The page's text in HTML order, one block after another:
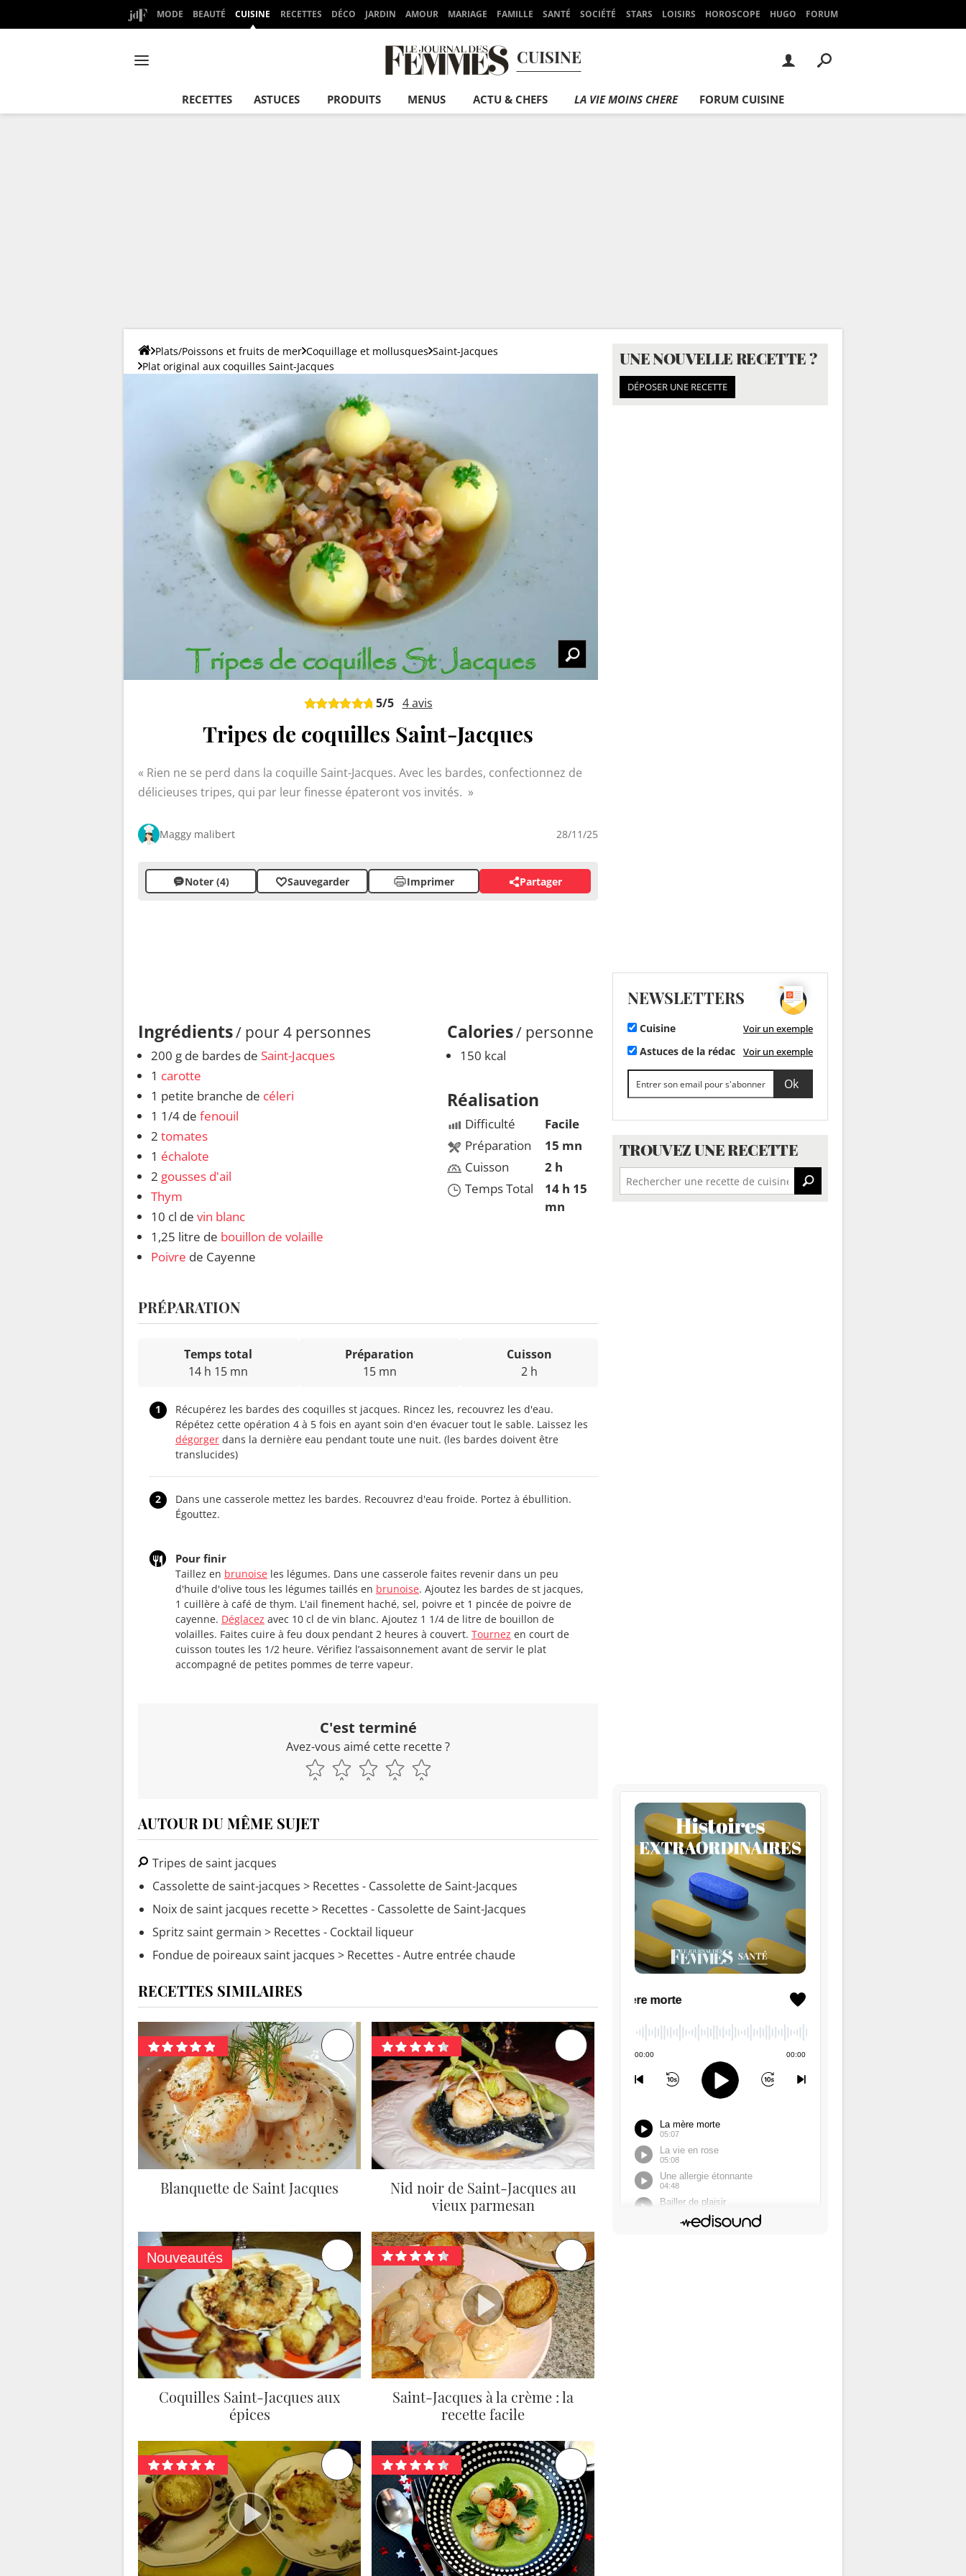
MODE BEAUTÉ CUISINE RECETTES DÉCO JARDIN AMOUR MARIAGE FAMILLE SANTÉ SOCIÉTÉ STARS LOISIRS HOROSCOPE HUGO FORUM
CUISINE
RECETTES ASTUCES PRODUITS MENUS ACTU & CHEFS LA VIE MOINS CHERE FORUM CUISINE
Plats/Poissons et fruits de mer Coquillage et mollusques Saint-Jacques
Plat original aux coquilles Saint-Jacques
5/5 4avis
Tripes de coquilles Saint-Jacques
Rien ne se perd dans la coquille Saint-Jacques. Avec les bardes, confectionnez de
délicieuses tripes, qui par leur finesse épateront vos invités.
Maggy malibert 28/11/25
Noter (4) Sauvegarder Imprimer Partager
Ingrédients/ pour 4 personnes
200 g de bardes de Saint-Jacques
1 carotte
1 petite branche de céleri
1 1/4 de fenouil
2 tomates
1 échalote
2 gousses d'ail
Thym
10 cl de vin blanc
1,25 litre de bouillon de volaille
Poivre de Cayenne
Calories/ personne
150 kcal
Réalisation
Difficulté
Préparation
Cuisson
Temps Total
Facile
15 mn
2 h
14 h 15
mn
PRÉPARATION
Temps total
14 h 15 mn
Préparation
15 mn
Cuisson
2 h
1
Récupérez les bardes des coquilles st jacques. Rincez les, recouvrez les d'eau.
Répétez cette opération 4 à 5 fois en ayant soin d'en évacuer tout le sable. Laissez les
dégorger dans la dernière eau pendant toute une nuit. (les bardes doivent être
translucides)
2
Dans une casserole mettez les bardes. Recouvrez d'eau froide. Portez à ébullition.
Égouttez.
Pour finir
Taillez en brunoise les légumes. Dans une casserole faites revenir dans un peu
d'huile d'olive tous les légumes taillés en brunoise. Ajoutez les bardes de st jacques,
1 cuillère à café de thym. L'ail finement haché, sel, poivre et 1 pincée de poivre de
cayenne. Déglacez avec 10 cl de vin blanc. Ajoutez 1 1/4 de litre de bouillon de
volailles. Faites cuire à feu doux pendant 2 heures à couvert. Tournez en court de
cuisson toutes les 1/2 heure. Vérifiez l’assaisonnement avant de servir le plat
accompagné de petites pommes de terre vapeur.
C'est terminé
Avez-vous aimé cette recette ?
AUTOUR DU MÊME SUJET
Tripes de saint jacques
Cassolette de saint-jacques > Recettes - Cassolette de Saint-Jacques
Noix de saint jacques recette> Recettes - Cassolette de Saint-Jacques
Spritz saint germain > Recettes - Cocktail liqueur
Fondue de poireaux saint jacques > Recettes - Autre entrée chaude
RECETTES SIMILAIRES
Blanquette de Saint Jacques
Nid noir de Saint-Jacques au
vieux parmesan
Nouveautés
Coquilles Saint-Jacques aux
épices
Saint-Jacques à la crème : la
recette facile
UNE NOUVELLE RECETTE ?
DÉPOSER UNE RECETTE
NEWSLETTERS
Cuisine Voir un exemple
Astuces de la rédac Voir un exemple
TROUVEZ UNE RECETTE